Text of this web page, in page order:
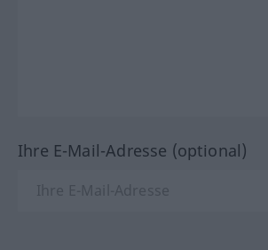
Ihre E-Mail-Adresse (optional)